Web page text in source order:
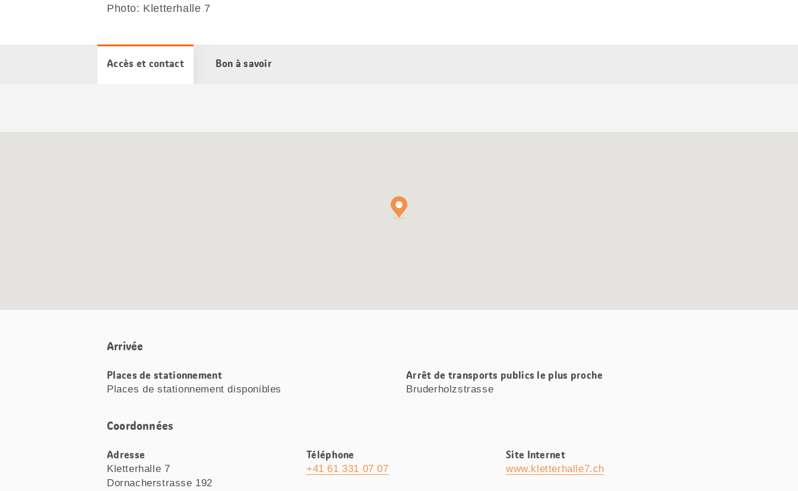
Photo: Kletterhalle 7
Accès et contact Bon à savoir
Arrivée
Places de stationnement
Places de stationnement disponibles
Arrêt de transports publics le plus proche
Bruderholzstrasse
Coordonnées
Adresse
Kletterhalle 7
Dornacherstrasse 192
Téléphone
+41 61 331 07 07
Site Internet
www.kletterhalle7.ch